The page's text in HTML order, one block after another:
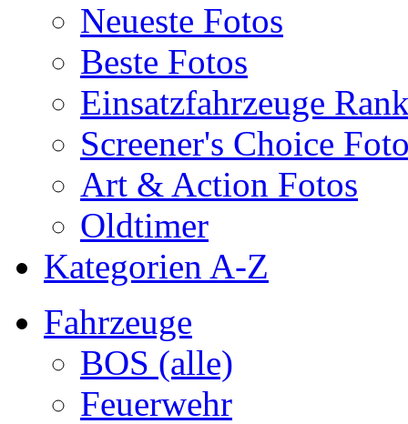
Neueste Fotos
Beste Fotos
Einsatzfahrzeuge
Screener's Choice
Art & Action Fotos
Oldtimer
Kategorien A-Z
Fahrzeuge
BOS (alle)
Feuerwehr